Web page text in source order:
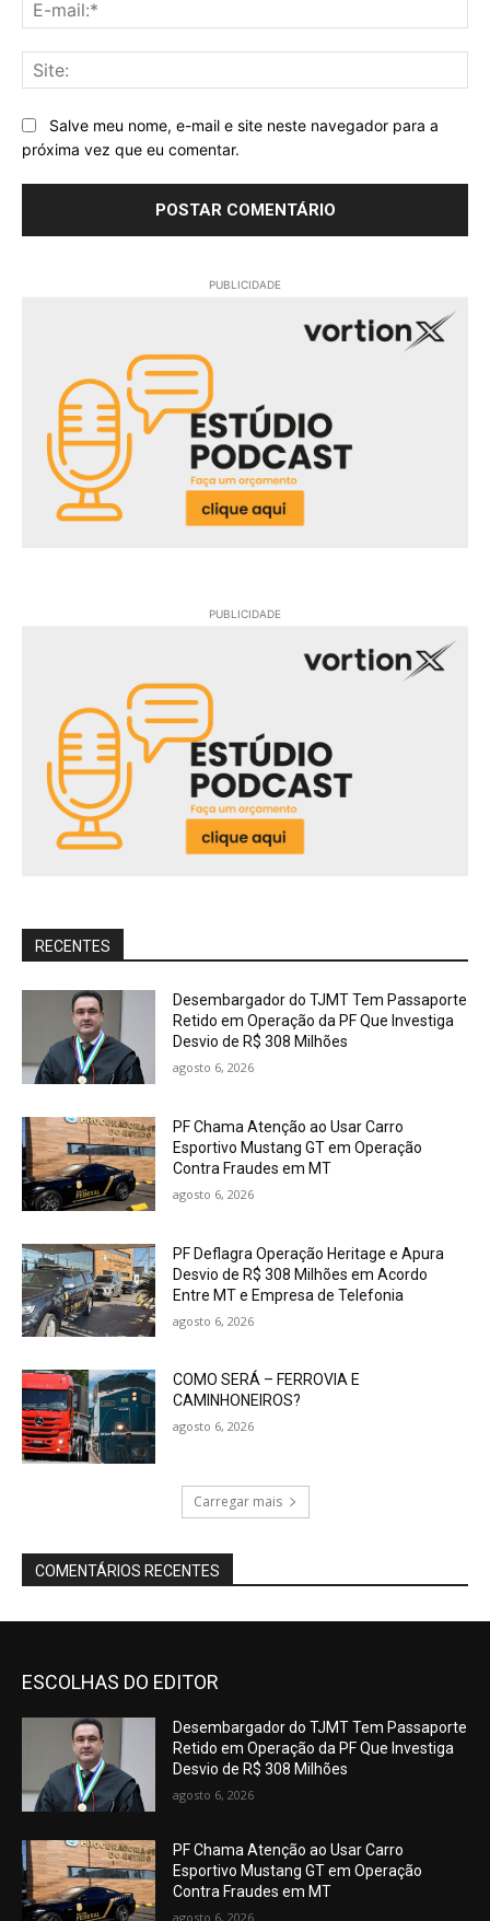
Salve meu nome, e-mail e site neste navegador para a
próxima vez que eu comentar.
PUBLICIDADE
PUBLICIDADE
RECENTES
Desembargador do TJMT Tem Passaporte
Retido em Operação da PF Que Investiga
Desvio de R$ 308 Milhões
agosto 6, 2026
PF Chama Atenção ao Usar Carro
Esportivo Mustang GT em Operação
Contra Fraudes em MT
agosto 6, 2026
PF Deflagra Operação Heritage e Apura
Desvio de R$ 308 Milhões em Acordo
Entre MT e Empresa de Telefonia
agosto 6, 2026
COMO SERÁ – FERROVIA E
CAMINHONEIROS?
agosto 6, 2026
Carregar mais
COMENTÁRIOS RECENTES
ESCOLHAS DO EDITOR
Desembargador do TJMT Tem Passaporte
Retido em Operação da PF Que Investiga
Desvio de R$ 308 Milhões
agosto 6, 2026
PF Chama Atenção ao Usar Carro
Esportivo Mustang GT em Operação
Contra Fraudes em MT
agosto 6, 2026